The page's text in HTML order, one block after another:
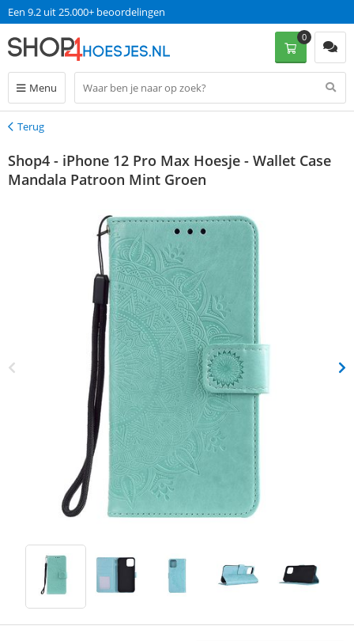
Een 9.2 uit 25.000+ beoordelingen
Menu
0
Terug
Terug
Shop4 - iPhone 12 Pro Max Hoesje - Wallet Case
Mandala Patroon Mint Groen